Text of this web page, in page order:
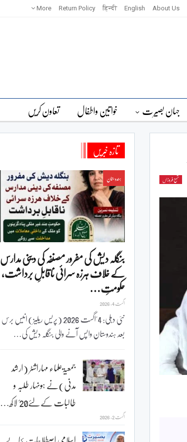
About Us
English
हिन्दी
Return Policy
More
جہان بصیرت خواتین واطفال تعاون کریں
شمع فروزاں
تازہ خبریں
ہندوستان
بنگلہ دیش کی مفرور مصنفہ کی دینی مدارس
کے خلاف ہرزہ سرائی ناقابلِ برداشت،
حکومتِ…
اگست 4, 2026
نئی دہلی: 4 ؍اگست 2026 (پریس ریلیز) انیس برس
بعد ہندوستان واپس آنے والی بنگلہ دیش کی…
جمعیۃعلماء مہاراشٹر (ارشد
مدنی)نے ہونہار طلبہ و
طالبات کے لئے20؍ لاکھ…
اگست 2, 2026